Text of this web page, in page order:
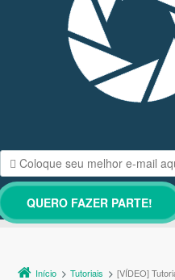
Início Tutoriais [VÍDEO]